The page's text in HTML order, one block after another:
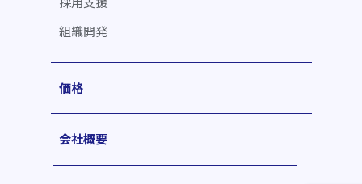
組織開発
価格
会社概要